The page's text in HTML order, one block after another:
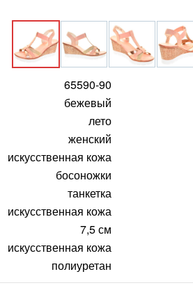
65590-90
бежевый
лето
женский
искусственная кожа
босоножки
танкетка
искусственная кожа
7,5 см
искусственная кожа
полиуретан